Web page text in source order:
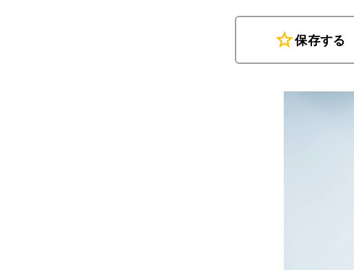
star保存する